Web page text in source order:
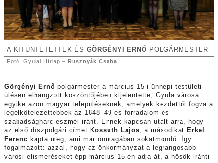
A KITÜNTETETTEK ÉS GÖRGÉNYI ERNŐ POLGÁRMESTER
Fotó: Gyulai Hírlap – Rusznyák Csaba
Görgényi Ernő polgármester a március 15-i ünnepi testületi
ülésen elhangzott köszöntőjében kijelentette, Gyula városa
egyike azon magyar településeknek, amelyek kezdettől fogva a
legelkötelezettebbek az 1848–49-es forradalom és
szabadságharc eszméi iránt. Ennek kapcsán utalt arra, hogy
az első díszpolgári címet Kossuth Lajos, a másodikat Erkel
Ferenc kapta meg, ami már önmagában sokatmondó. Így
fogalmazott: azzal, hogy az önkormányzat a legrangosabb
városi elismeréseket épp március 15-én adja át, a hősök iránti